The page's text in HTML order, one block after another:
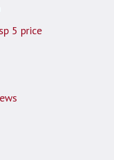
5 price